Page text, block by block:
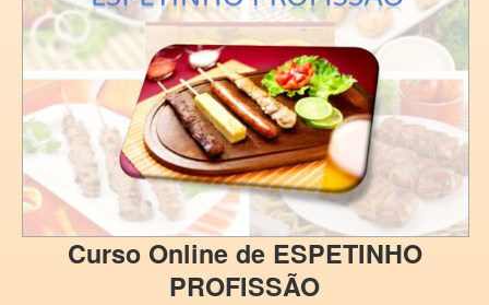
Curso Online de ESPETINHO
PROFISSÃO